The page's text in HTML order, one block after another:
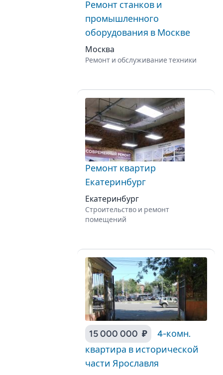
Ремонт станков и
промышленного
оборудования в Москве
Москва
Ремонт и обслуживание техники
Ремонт квартир
Екатеринбург
Екатеринбург
Строительство и ремонт
помещений
15 000 000 ₽
4-комн.
квартира в исторической
части Ярославля